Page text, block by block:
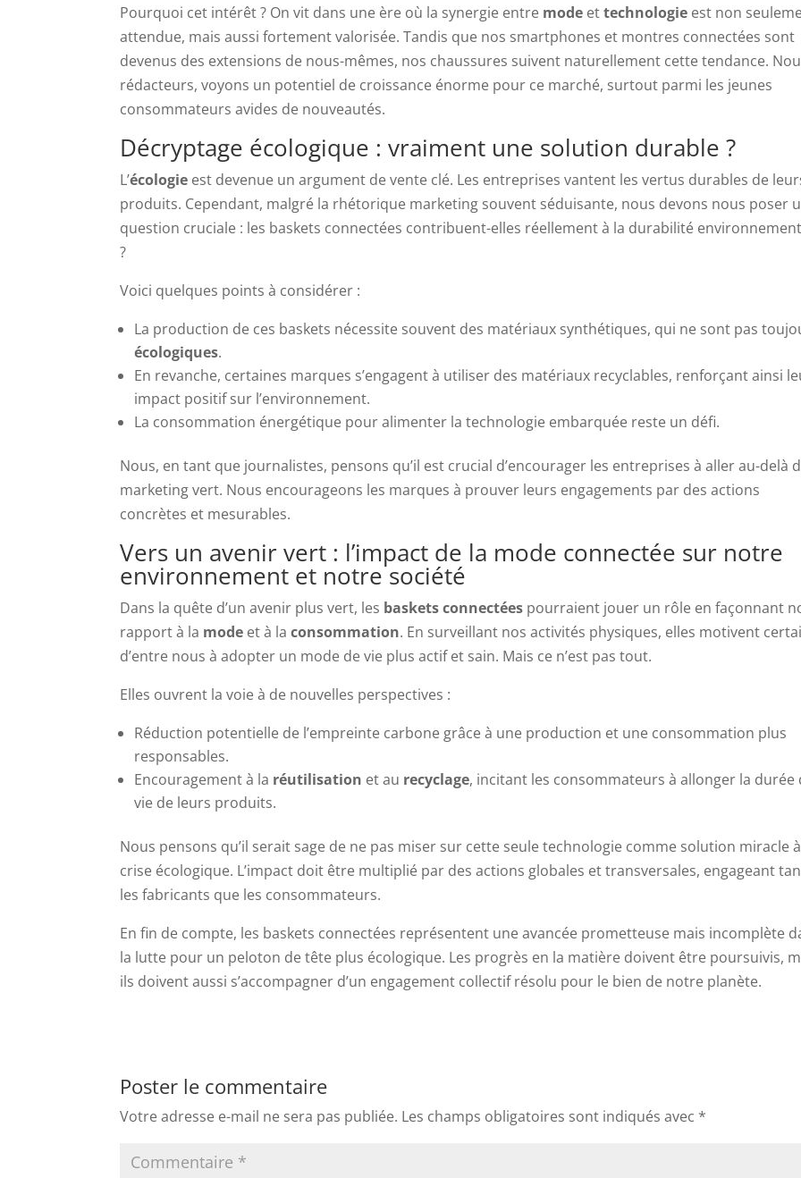
Pourquoi cet intérêt ? On vit dans une ère où la synergie entre mode ettechnologie est non
attendue, mais aussi fortement valorisée. Tandis que nos smartphones et montres connectées sont
devenus des extensions de nous-mêmes, nos chaussures suivent naturellement cette tendance.
rédacteurs, voyons un potentiel de croissance énorme pour ce marché, surtout parmi les jeunes
consommateurs avides de nouveautés.
Décryptage écologique : vraiment une solution durable ?
L’écologie est devenue un argument de vente clé. Les entreprises vantent les vertus durables de
produits. Cependant, malgré la rhétorique marketing souvent séduisante, nous devons nous poser
question cruciale : les baskets connectées contribuent-elles réellement à la durabilité
?
Voici quelques points à considérer :
La production de ces baskets nécessite souvent des matériaux synthétiques, qui ne sont pas
écologiques.
En revanche, certaines marques s’engagent à utiliser des matériaux recyclables, renforçant ainsi
impact positif sur l’environnement.
La consommation énergétique pour alimenter la technologie embarquée reste un défi.
Nous, en tant que journalistes, pensons qu’il est crucial d’encourager les entreprises à aller au-delà
marketing vert. Nous encourageons les marques à prouver leurs engagements par des actions
concrètes et mesurables.
Vers un avenir vert : l’impact de la mode connectée sur notre
environnement et notre société
Dans la quête d’un avenir plus vert, les baskets connectées pourraient jouer un rôle en façonnant
rapport à la mode et à laconsommation. En surveillant nos activités physiques, elles motivent
d’entre nous à adopter un mode de vie plus actif et sain. Mais ce n’est pas tout.
Elles ouvrent la voie à de nouvelles perspectives :
Réduction potentielle de l’empreinte carbone grâce à une production et une consommation plus
responsables.
Encouragement à la réutilisation et au recyclage, incitant les consommateurs à allonger la durée
vie de leurs produits.
Nous pensons qu’il serait sage de ne pas miser sur cette seule technologie comme solution miracle
crise écologique. L’impact doit être multiplié par des actions globales et transversales, engageant
les fabricants que les consommateurs.
En fin de compte, les baskets connectées représentent une avancée prometteuse mais incomplète
la lutte pour un peloton de tête plus écologique. Les progrès en la matière doivent être poursuivis,
ils doivent aussi s’accompagner d’un engagement collectif résolu pour le bien de notre planète.
Poster le commentaire
Votre adresse e-mail ne sera pas publiée. Les champs obligatoires sont indiqués avec *